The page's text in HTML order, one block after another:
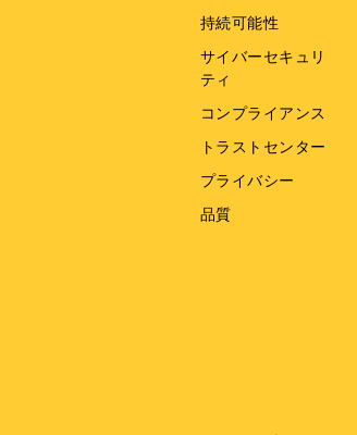
持続可能性
サイバーセキュリ
ティ
コンプライアンス
トラストセンター
プライバシー
品質